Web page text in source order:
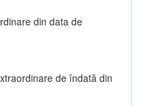
din data de
de îndată din